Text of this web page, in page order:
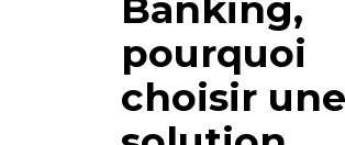
Banking,
pourquoi
choisir une